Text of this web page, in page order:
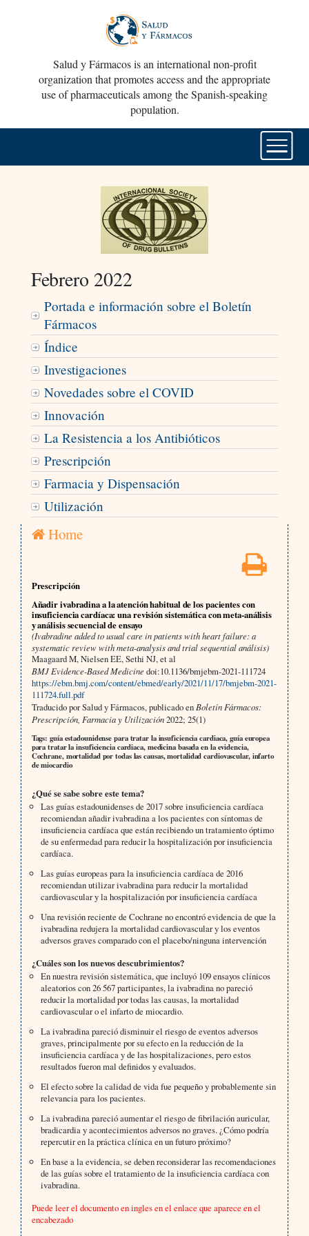
Salud y Fármacos is an international non-profit
organization that promotes access and the appropriate
use of pharmaceuticals among the Spanish-speaking
population.
Febrero 2022
Portada e información sobre el Boletín
Fármacos
Índice
Investigaciones
Novedades sobre el COVID
Innovación
La Resistencia a los Antibióticos
Prescripción
Farmacia y Dispensación
Utilización
Home
Prescripción
Añadir ivabradina a la atención habitual de los pacientes con
insuficiencia cardíaca: una revisión sistemática con meta-análisis
y análisis secuencial de ensayo
(Ivabradine added to usual care in patients with heart failure: a
systematic review with meta-analysis and trial sequential análisis)
Maagaard M, Nielsen EE, Sethi NJ, et al
BMJ Evidence-Based Medicinedoi:10.1136/bmjebm-2021-111724
https://ebm.bmj.com/content/ebmed/early/2021/11/17/bmjebm-2021-
111724.full.pdf
Traducido por Salud y Fármacos, publicado en Boletín Fármacos:
Prescripción, Farmacia y Utilización2022; 25(1)
Tags: guía estadounidense para tratar la insuficiencia cardiaca, guía europea
para tratar la insuficiencia cardiaca, medicina basada en la evidencia,
Cochrane, mortalidad por todas las causas, mortalidad cardiovascular, infarto
de miocardio
¿Qué se sabe sobre este tema?
Las guías estadounidenses de 2017 sobre insuficiencia cardíaca
recomiendan añadir ivabradina a los pacientes con síntomas de
insuficiencia cardíaca que están recibiendo un tratamiento óptimo
de su enfermedad para reducir la hospitalización por insuficiencia
cardíaca.
Las guías europeas para la insuficiencia cardíaca de 2016
recomiendan utilizar ivabradina para reducir la mortalidad
cardiovascular y la hospitalización por insuficiencia cardíaca
Una revisión reciente de Cochrane no encontró evidencia de que la
ivabradina redujera la mortalidad cardiovascular y los eventos
adversos graves comparado con el placebo/ninguna intervención
¿Cuáles son los nuevos descubrimientos?
En nuestra revisión sistemática, que incluyó 109 ensayos clínicos
aleatorios con 26 567 participantes, la ivabradina no pareció
reducir la mortalidad por todas las causas, la mortalidad
cardiovascular o el infarto de miocardio.
La ivabradina pareció disminuir el riesgo de eventos adversos
graves, principalmente por su efecto en la reducción de la
insuficiencia cardíaca y de las hospitalizaciones, pero estos
resultados fueron mal definidos y evaluados.
El efecto sobre la calidad de vida fue pequeño y probablemente sin
relevancia para los pacientes.
La ivabradina pareció aumentar el riesgo de fibrilación auricular,
bradicardia y acontecimientos adversos no graves. ¿Cómo podría
repercutir en la práctica clínica en un futuro próximo?
En base a la evidencia, se deben reconsiderar las recomendaciones
de las guías sobre el tratamiento de la insuficiencia cardíaca con
ivabradina.
Puede leer el documento en ingles en el enlace que aparece en el
encabezado